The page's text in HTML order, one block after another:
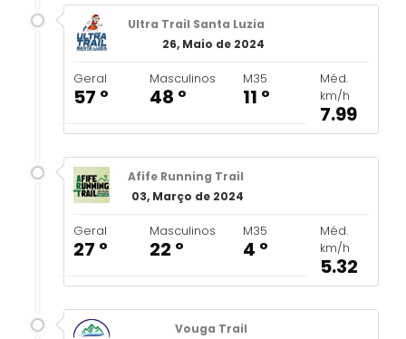
Ultra Trail Santa Luzia
26, Maio de 2024
Geral
57 º
Masculinos
48 º
M35
11 º
Méd.
km/h
7.99
Afife Running Trail
03, Março de 2024
Geral
27 º
Masculinos
22 º
M35
4 º
Méd.
km/h
5.32
Vouga Trail